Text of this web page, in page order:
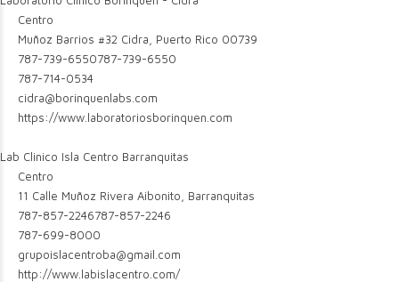
Centro
Muñoz Barrios #32 Cidra, Puerto Rico 00739
787-739-6550787-739-6550
787-714-0534
cidra@borinquenlabs.com
https://www.laboratoriosborinquen.com
Lab Clinico Isla Centro Barranquitas
Centro
11 Calle Muñoz Rivera Aibonito, Barranquitas
787-857-2246787-857-2246
787-699-8000
grupoislacentroba@gmail.com
http://www.labislacentro.com/